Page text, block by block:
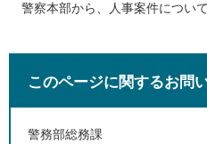
警察本部から、人事案件につい
このページに関するお問
警務部総務課